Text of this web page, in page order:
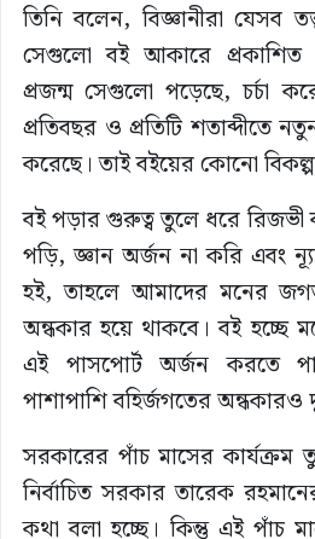
তিনি বলেন, বিজ্ঞানীরা যেসব
সেগুলো বই আকারে প্রকাশিত
প্রজন্ম সেগুলো পড়েছে, চর্চা
প্রতিবছর ও প্রতিটি শতাব্দীতে
করেছে। তাই বইয়ের কোনো
বই পড়ার গুরুত্ব তুলে ধরে রিজভী
পড়ি, জ্ঞান অর্জন না করি এবং
হই, তাহলে আমাদের মনের
অন্ধকার হয়ে থাকবে। বই হচ্ছে
এই পাসপোর্ট অর্জন করতে
পাশাপাশি বহির্জগতের অন্ধকারও
সরকারের পাঁচ মাসের
নির্বাচিত সরকার তারেক
কথা বলা হচ্ছে। কিন্তু এই পাঁচ